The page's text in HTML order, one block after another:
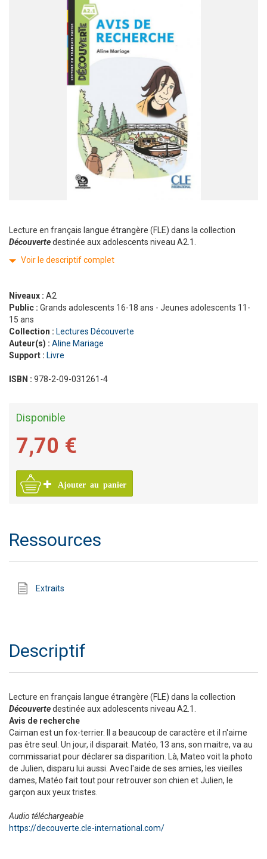
Lecture en français langue étrangère (FLE) dans la collection
Découvertedestinée aux adolescents niveau A2.1.
Voir le descriptif complet
Niveaux : A2
Public : Grands adolescents 16-18 ans - Jeunes adolescents 11-
15 ans
Collection : Lectures Découverte
Auteur(s) : Aline Mariage
Support : Livre
ISBN : 978-2-09-031261-4
Disponible
7,70 €
Ajouter au panier
Ressources
Extraits
Descriptif
Lecture en français langue étrangère (FLE) dans la collection
Découvertedestinée aux adolescents niveau A2.1.
Avis de recherche
Caiman est un fox-terrier. Il a beaucoup de caractère et il n'aime
pas être seul. Un jour, il disparait. Matéo, 13 ans, son maitre, va au
commissariat pour déclarer sa disparition. Là, Mateo voit la photo
de Julien, disparu lui aussi. Avec l'aide de ses amies, les vieilles
dames, Matéo fait tout pour retrouver son chien et Julien, le
garçon aux yeux tristes.
Audio téléchargeable
https://decouverte.cle-international.com/